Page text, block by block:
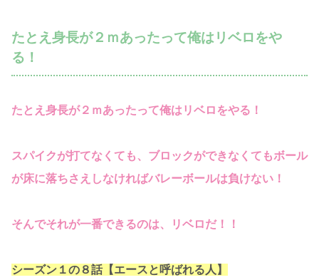
たとえ身長が２ｍあったって俺はリベロをや
る！
たとえ身長が２ｍあったって俺はリベロをやる！
スパイクが打てなくても、ブロックができなくてもボール
が床に落ちさえしなければバレーボールは負けない！
そんでそれが一番できるのは、リベロだ！！
シーズン１の８話【エースと呼ばれる人】